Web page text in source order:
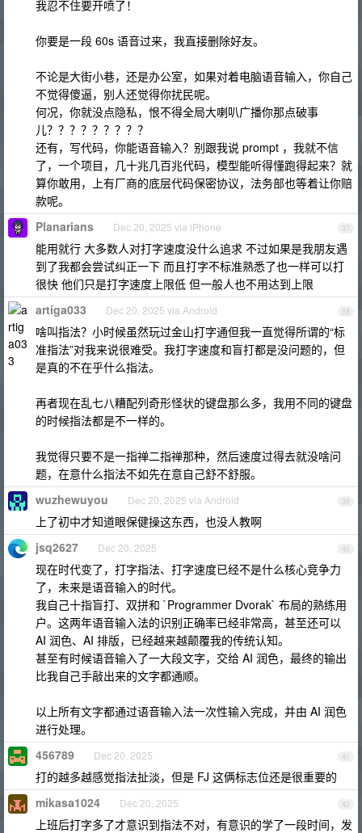
我忍不住要开喷了！
你要是一段 60s 语音过来，我直接删除好友。
不论是大街小巷，还是办公室，如果对着电脑语音输入，你自己
不觉得傻逼，别人还觉得你扰民呢。
何况，你就没点隐私，恨不得全局大喇叭广播你那点破事
儿？？？？？？？？？
还有，写代码，你能语音输入？别跟我说 prompt ，我就不信
了，一个项目，几十兆几百兆代码，模型能听得懂跑得起来？就
算你敢用，上有厂商的底层代码保密协议，法务部也等着让你赔
款呢。
37
Planarians Dec 20, 2025 via iPhone
能用就行 大多数人对打字速度没什么追求 不过如果是我朋友遇
到了我都会尝试纠正一下 而且打字不标准熟悉了也一样可以打
很快 他们只是打字速度上限低 但一般人也不用达到上限
38
artiga033 Dec 20, 2025 via Android
啥叫指法？小时候虽然玩过金山打字通但我一直觉得所谓的“标
准指法”对我来说很难受。我打字速度和盲打都是没问题的，但
是真的不在乎什么指法。
再者现在乱七八糟配列奇形怪状的键盘那么多，我用不同的键盘
的时候指法都是不一样的。
我觉得只要不是一指禅二指禅那种，然后速度过得去就没啥问
题，在意什么指法不如先在意自己舒不舒服。
39
wuzhewuyou Dec 20, 2025 via Android
上了初中才知道眼保健操这东西，也没人教啊
40
jsq2627 Dec 20, 2025
现在时代变了，打字指法、打字速度已经不是什么核心竞争力
了，未来是语音输入的时代。
我自己十指盲打、双拼和 `Programmer Dvorak` 布局的熟练用
户。这两年语音输入法的识别正确率已经非常高，甚至还可以
AI 润色、AI 排版，已经越来越颠覆我的传统认知。
甚至有时候语音输入了一大段文字，交给 AI 润色，最终的输出
比我自己手敲出来的文字都通顺。
以上所有文字都通过语音输入法一次性输入完成，并由 AI 润色
进行处理。
41
456789 Dec 20, 2025
打的越多越感觉指法扯淡，但是 FJ 这俩标志位还是很重要的
42
mikasa1024 Dec 20, 2025
上班后打字多了才意识到指法不对，有意识的学了一段时间，发